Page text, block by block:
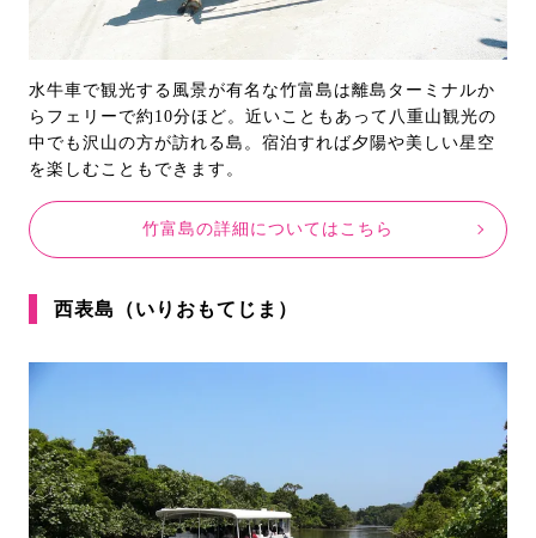
水牛車で観光する風景が有名な竹富島は離島ターミナルか
らフェリーで約10分ほど。近いこともあって八重山観光の
中でも沢山の方が訪れる島。宿泊すれば夕陽や美しい星空
を楽しむこともできます。
竹富島の詳細についてはこちら
西表島（いりおもてじま）